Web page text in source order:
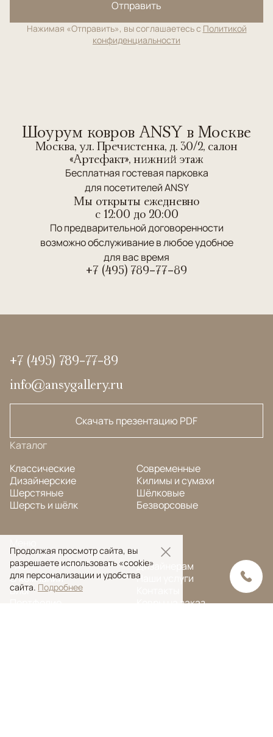
Отправить
Нажимая «Отправить», вы соглашаетесь с Политикой
конфиденциальности
Шоурум ковров ANSY в Москве
Москва, ул. Пречистенка, д. 30/2, салон
«Артефакт», нижний этаж
Бесплатная гостевая парковка
для посетителей ANSY
Мы открыты ежедневно
c 12:00 до 20:00
По предварительной договоренности
возможно обслуживание в любое удобное
для вас время
+7 (495) 789-77-89
+7 (495) 789-77-89
info@ansygallery.ru
Скачать презентацию PDF
Каталог
Классические
Дизайнерские
Шерстяные
Шерсть и шёлк
Современные
Килимы и сумахи
Шёлковые
Безворсовые
FAQ
О компании
Блог
Дизайнерам
Наши услуги
Ковры на заказ
Продолжая просмотр сайта, вы
разрешаете использовать «cookie»
для персонализации и удобства
сайта. Подробнее